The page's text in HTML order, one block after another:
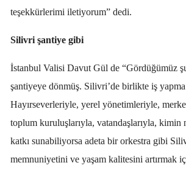
teşekkürlerimi iletiyorum” dedi.
Silivri şantiye gibi
İstanbul Valisi Davut Gül de “Gördüğümüz
şantiyeye dönmüş. Silivri’de birlikte iş
Hayırseverleriyle, yerel yönetimleriyle,
toplum kuruluşlarıyla, vatandaşlarıyla, kimin
katkı sunabiliyorsa adeta bir orkestra gibi
memnuniyetini ve yaşam kalitesini artırmak